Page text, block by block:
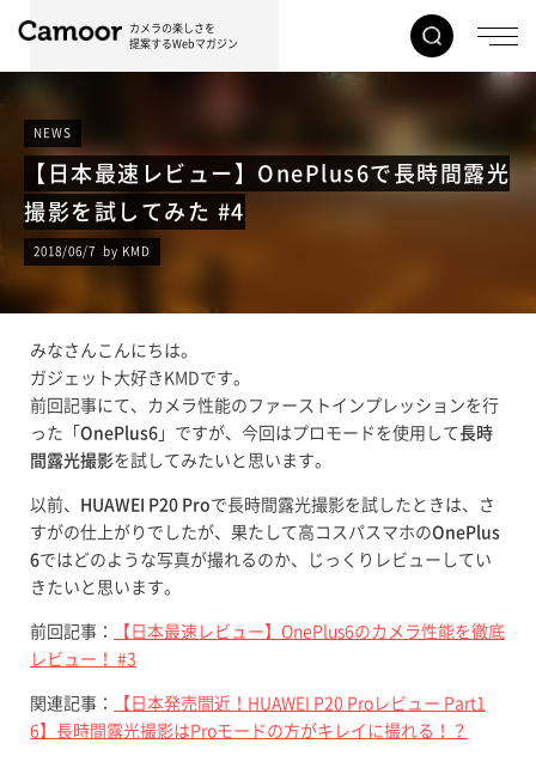
カメラの楽しさを
提案するWebマガジン
NEWS
【日本最速レビュー】OnePlus6で長時間露光
撮影を試してみた #4
2018/06/7 by KMD
みなさんこんにちは。
ガジェット大好きKMDです。
前回記事にて、カメラ性能のファーストインプレッションを行
った「 OnePlus6 」ですが、今回はプロモードを使用して長時
間露光撮影を試してみたいと思います。
以前、 HUAWEI P20 Proで長時間露光撮影を試したときは、さ
すがの仕上がりでしたが、果たして高コスパスマホのOnePlus
6ではどのような写真が撮れるのか、じっくりレビューしてい
きたいと思います。
前回記事：
【日本最速レビュー】OnePlus6のカメラ性能を徹底
レビュー！ #3
関連記事：
【日本発売間近！HUAWEI P20 Proレビュー Part1
6】長時間露光撮影はProモードの方がキレイに撮れる！？